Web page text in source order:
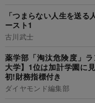
「つまらない人生を送
ースト1
古川武士
薬学部「淘汰危険度」
大学】1位は加計学園に
初!財務指標付き
ダイヤモンド編集部